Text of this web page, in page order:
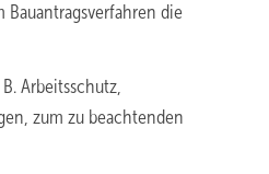
Bauantragsverfahren die
Arbeitsschutz,
zum zu beachtenden